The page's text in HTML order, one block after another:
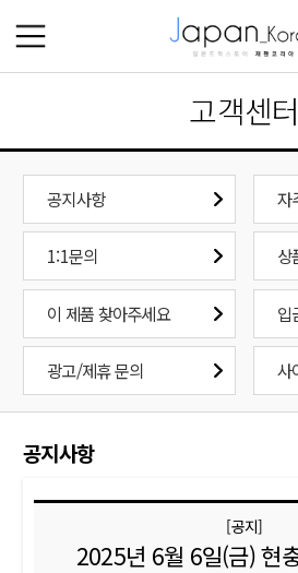
고객센터
공지사항
1:1문의
자
상
이 제품 찾아주세요
광고/제휴 문의
입
사
공지사항
[공지]
2025년 6월 6일(금) 현